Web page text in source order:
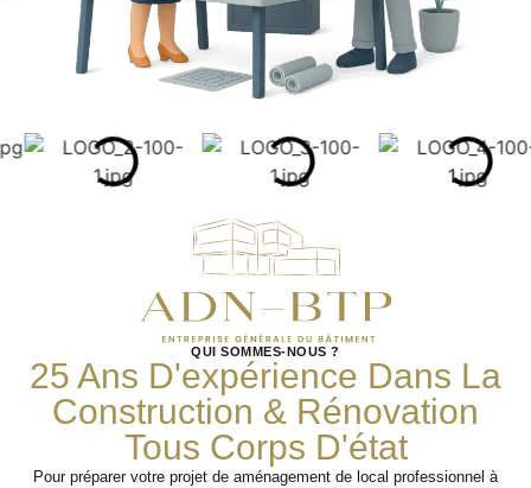
QUI SOMMES-NOUS ?
25 Ans D'expérience Dans La
Construction & Rénovation
Tous Corps D'état
Pour préparer votre projet de aménagement de local professionnel à